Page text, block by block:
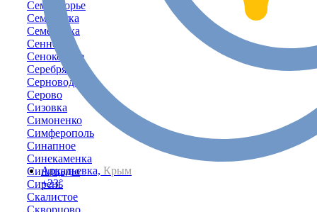
Аркадьевка, Крым
+23°
Семидворье
Семисотка
Семёновка
Сенное
Сенокосное
Серебрянка
Серноводское
Серово
Сизовка
Симоненко
Симферополь
Синапное
Синекаменка
Синицыно
Сирень
Скалистое
Скворцово